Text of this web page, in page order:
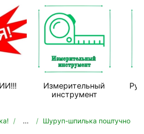
Измерительный
инструмент
... Шуруп-шпилька поштучно